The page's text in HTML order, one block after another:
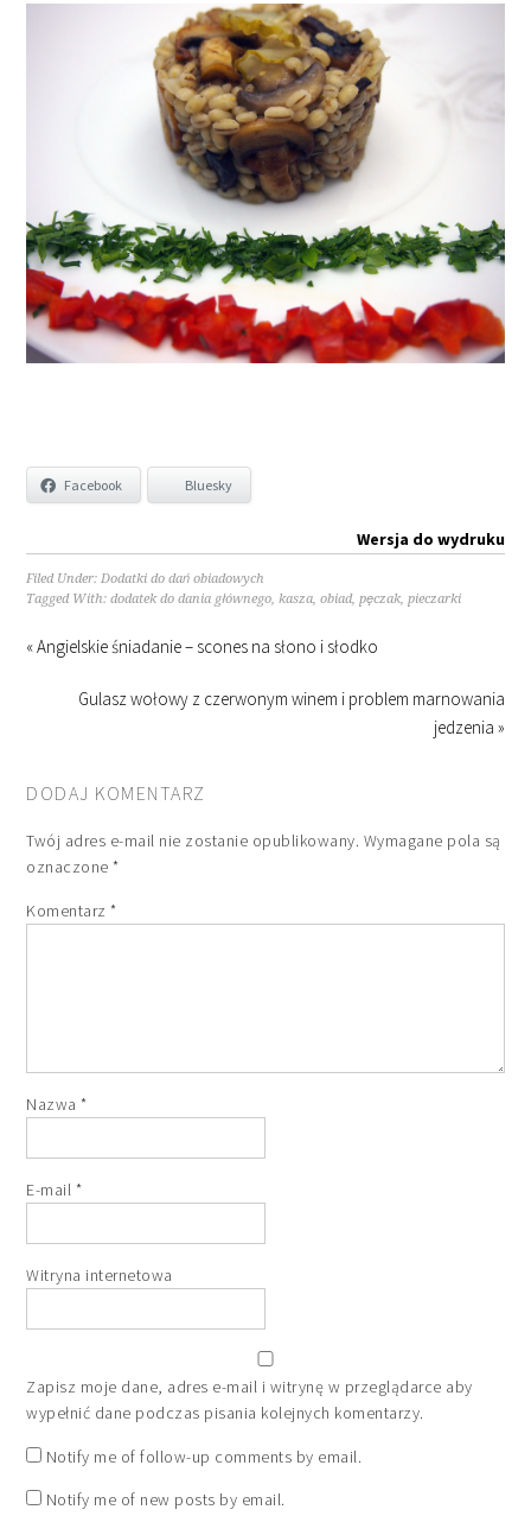
Facebook Bluesky
Wersja do wydruku
Filed Under:Dodatki do dań obiadowych
Tagged With:dodatek do dania głównego,kasza,obiad,pęczak,pieczarki
« Angielskie śniadanie – scones na słono i słodko
Gulasz wołowy z czerwonym winem i problem marnowania
jedzenia »
DODAJ KOMENTARZ
Twój adres e-mail nie zostanie opublikowany. Wymagane pola są
oznaczone*
Komentarz*
Nazwa*
E-mail *
Witryna internetowa
Zapisz moje dane, adres e-mail i witrynę w przeglądarce aby
wypełnić dane podczas pisania kolejnych komentarzy.
Notify me of follow-up comments by email.
Notify me of new posts by email.